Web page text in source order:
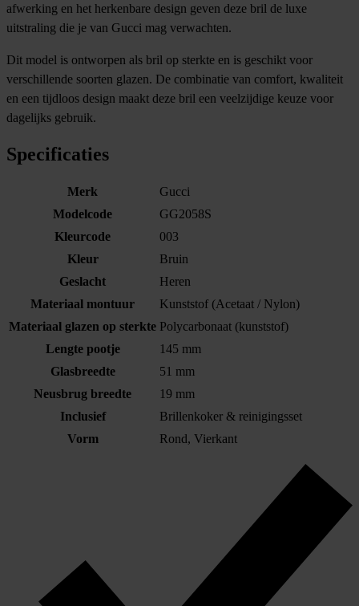
afwerking en het herkenbare design geven deze bril de luxe
uitstraling die je van Gucci mag verwachten.
Dit model is ontworpen als bril op sterkte en is geschikt voor
verschillende soorten glazen. De combinatie van comfort, kwaliteit
en een tijdloos design maakt deze bril een veelzijdige keuze voor
dagelijks gebruik.
Specificaties
Merk
Gucci
Modelcode
GG2058S
Kleurcode
003
Kleur
Bruin
Geslacht
Heren
Materiaal montuur
Kunststof (Acetaat / Nylon)
Materiaal glazen op sterkte Polycarbonaat (kunststof)
Lengte pootje
145 mm
Glasbreedte
51 mm
Neusbrug breedte
19 mm
Inclusief
Brillenkoker & reinigingsset
Vorm
Rond, Vierkant